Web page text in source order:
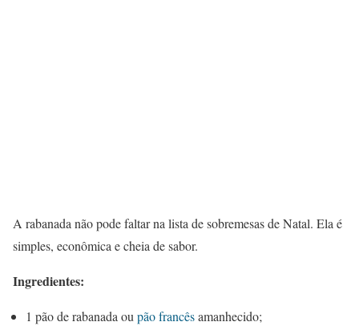
A rabanada não pode faltar na lista de sobremesas de Natal. Ela é
simples, econômica e cheia de sabor.
Ingredientes:
1 pão de rabanada oupão francêsamanhecido;